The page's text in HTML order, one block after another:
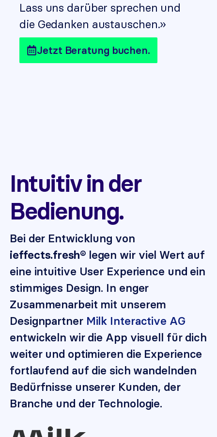
Lass uns darüber sprechen und
die Gedanken austauschen.»
Jetzt Beratung buchen.
Intuitiv in der
Bedienung.
Bei der Entwicklung von
ieffects.fresh®legen wir viel Wert auf
eine intuitive User Experience und ein
stimmiges Design. In enger
Zusammenarbeit mit unserem
Designpartner Milk Interactive AG
entwickeln wir die App visuell für dich
weiter und optimieren die Experience
fortlaufend auf die sich wandelnden
Bedürfnisse unserer Kunden, der
Branche und der Technologie.